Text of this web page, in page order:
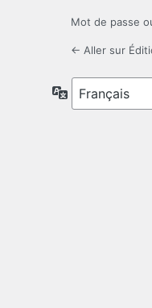
Mot de passe
← Aller sur
Langue